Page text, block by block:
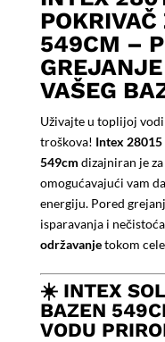
549CM –
VAŠEG
Uživajte u toplijoj
troškova! Intex
549cm dizajniran je za
omogućavajući vam
energiju. Pored
isparavanja i
održavanjetokom cele
☀️ INTEX
BAZEN
VODU